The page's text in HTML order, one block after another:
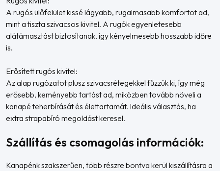
A rugós ülőfelület kissé lágyabb, rugalmasabb komfortot ad,
mint a tiszta szivacsos kivitel. A rugók egyenletesebb
alátámasztást biztosítanak, így kényelmesebb hosszabb időre
is.
Erősített rugós kivitel:
Az alap rugózatot plusz szivacsrétegekkel fűzzük ki, így még
erősebb, keményebb tartást ad, miközben tovább növeli a
kanapé teherbírását és élettartamát. Ideális választás, ha
extra strapabíró megoldást keresel.
Szállítás és csomagolás információk:
Kanapénk szakszerűen, több részre bontva kerül kiszállításra a